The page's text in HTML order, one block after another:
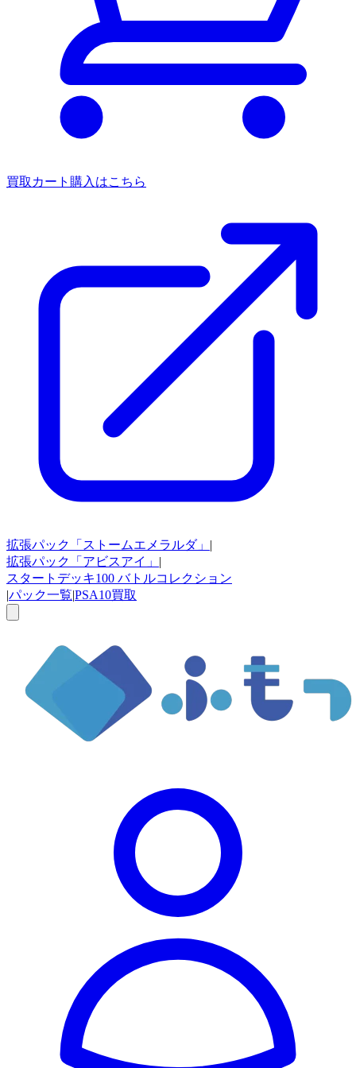
買取カート 購入はこちら
拡張パック 「ストームエメラルダ」 |
拡張パック
「アビスアイ」 |
スタートデッキ100 バトルコレクション
|パック一覧|PSA10買取